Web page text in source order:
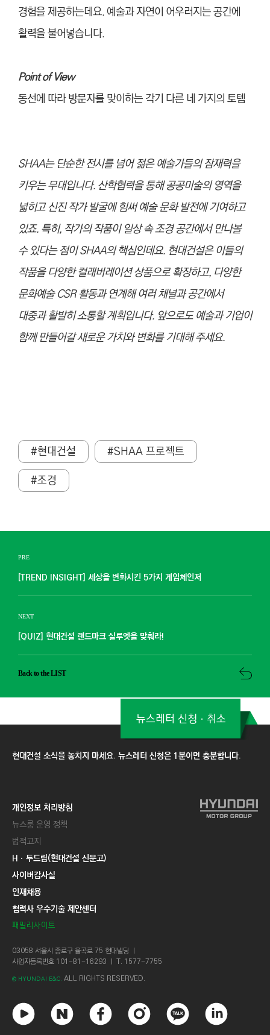
경험을 제공하는데요. 예술과 자연이 어우러지는 공간에
활력을 불어넣습니다.
Point of View
동선에 따라 방문자를 맞이하는 각기 다른 네 가지의 토템
SHAA는 단순한 전시를 넘어 젊은 예술가들의 잠재력을
키우는 무대입니다. 산학협력을 통해 공공미술의 영역을
넓히고 신진 작가 발굴에 힘써 예술 문화 발전에 기여하고
있죠. 특히, 작가의 작품이 일상 속 조경 공간에서 만나볼
수 있다는 점이 SHAA의 핵심인데요. 현대건설은 이들의
작품을 다양한 컬래버레이션 상품으로 확장하고, 다양한
문화예술 CSR 활동과 연계해 여러 채널과 공간에서
대중과 활발히 소통할 계획입니다. 앞으로도 예술과 기업이
함께 만들어갈 새로운 가치와 변화를 기대해 주세요.
#현대건설
#SHAA 프로젝트
#조경
PRE
[TREND INSIGHT] 세상을 변화시킨 5가지 게임체인저
NEXT
[QUIZ] 현대건설 랜드마크 실루엣을 맞춰라!
Back to the LIST
현대건설 소식을 놓치지 마세요. 뉴스레터 신청은 1분이면 충분합니다.
뉴스레터 신청ㆍ취소
개인정보 처리방침
뉴스룸 운영 정책
법적고지
Hㆍ두드림(현대건설 신문고)
사이버감사실
인재채용
협력사 우수기술 제안센터
패밀리사이트
03058 서울시 종로구 율곡로 75 현대빌딩 ㅣ
사업자등록번호 101-81-16293 ㅣ T. 1577-7755
© HYUNDAI E&C. ALL RIGHTS RESERVED.